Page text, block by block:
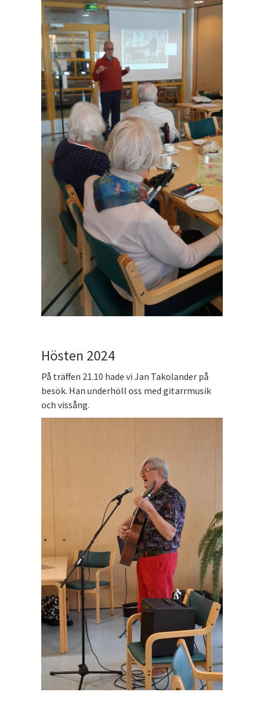
Hösten 2024
På träffen 21.10 hade vi Jan Takolander på
besök. Han underhöll oss med gitarrmusik
och vissång.